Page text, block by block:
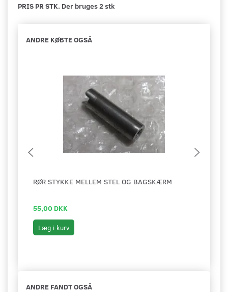
PRIS PR STK. Der bruges 2 stk
ANDRE KØBTE OGSÅ
RØR STYKKE MELLEM STEL OG BAGSKÆRM
55,00 DKK
Læg i kurv
ANDRE FANDT OGSÅ